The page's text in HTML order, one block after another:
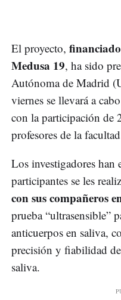
El proyecto,
Medusa 19, ha sido
Autónoma de Madrid
viernes se llevará a
con la participación de
profesores de la
Los investigadores han
participantes se les
con sus compañeros
prueba “ultrasensible”
anticuerpos en saliva,
precisión y fiabilidad
saliva.